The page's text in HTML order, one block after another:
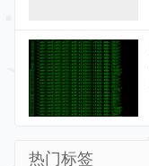
热门标签